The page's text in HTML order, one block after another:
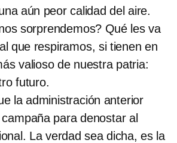
aún peor calidad del aire.
sorprendemos? Qué les va
que respiramos, si tienen en
valioso de nuestra patria:
futuro.
la administración anterior
para denostar al
La verdad sea dicha, es la